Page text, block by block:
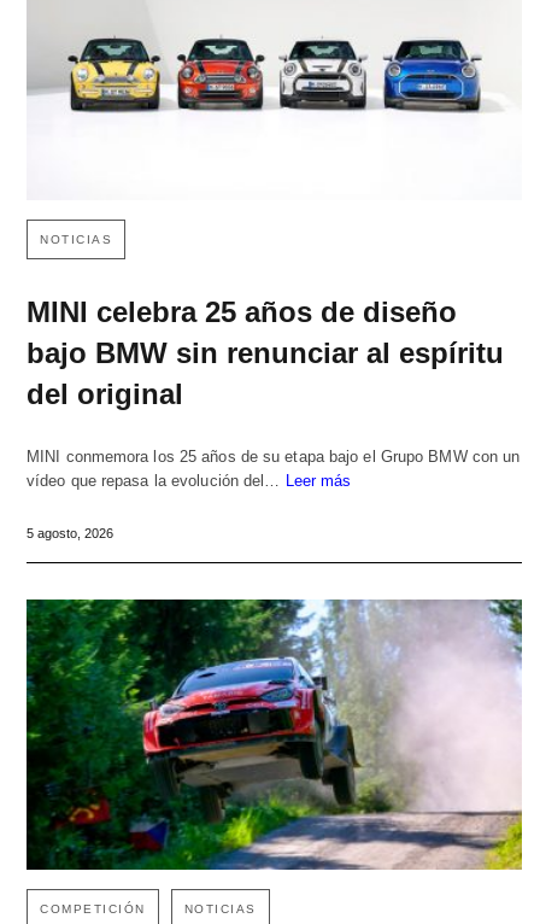
NOTICIAS
MINI celebra 25 años de diseño
bajo BMW sin renunciar al espíritu
del original
MINI conmemora los 25 años de su etapa bajo el Grupo BMW con un
vídeo que repasa la evolución del… Leer más
5 agosto, 2026
COMPETICIÓN NOTICIAS